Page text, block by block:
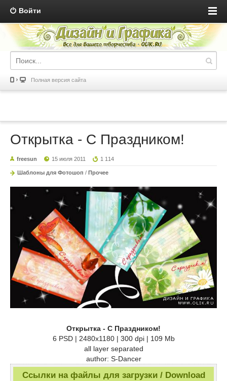
Войти
Полная версия сайта
Открытка - C Праздником!
freesun 15 июля 2011 1 114
Шаблоны для Фотошоп / Прочее
Открытка - C Праздником!
6 PSD | 2480х1180 | 300 dpi | 109 Mb
all layer separated
author: S-Dancer
Ссылки на файлы для загрузки / Download